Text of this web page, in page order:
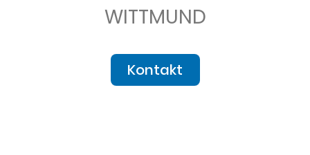
WITTMUND
Kontakt